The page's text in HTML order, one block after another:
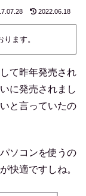
2022.06.18
ます。
て昨年発売され
に発売されまし
と言っていたの
ソコンを使うの
快適ですしね。